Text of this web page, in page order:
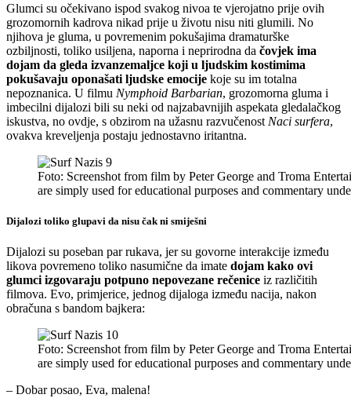
Glumci su očekivano ispod svakog nivoa te vjerojatno prije ovih
grozomornih kadrova nikad prije u životu nisu niti glumili. No
njihova je gluma, u povremenim pokušajima dramaturške
ozbiljnosti, toliko usiljena, naporna i neprirodna da čovjek ima
dojam da gleda izvanzemaljce koji u ljudskim kostimima
pokušavaju oponašati ljudske emocije koje su im totalna
nepoznanica. U filmu Nymphoid Barbarian, grozomorna gluma i
imbecilni dijalozi bili su neki od najzabavnijih aspekata gledalačkog
iskustva, no ovdje, s obzirom na užasnu razvučenost Naci surfera,
ovakva kreveljenja postaju jednostavno iritantna.
Foto: Screenshot from film by Peter George and Troma
are simply used for educational purposes and commentary
Dijalozi toliko glupavi da nisu čak ni smiješni
Dijalozi su poseban par rukava, jer su govorne interakcije između
likova povremeno toliko nasumične da imate dojam kako ovi
glumci izgovaraju potpuno nepovezane rečenice iz različitih
filmova. Evo, primjerice, jednog dijaloga između nacija, nakon
obračuna s bandom bajkera:
Foto: Screenshot from film by Peter George and Troma
are simply used for educational purposes and commentary
– Dobar posao, Eva, malena!